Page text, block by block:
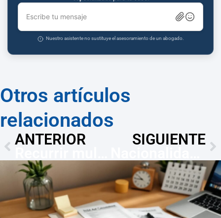
Escribe tu mensaje
Nuestro asistente no sustituye el asesoramiento de un abogado.
Otros artículos
relacionados
ANTERIOR
SIGUIENTE